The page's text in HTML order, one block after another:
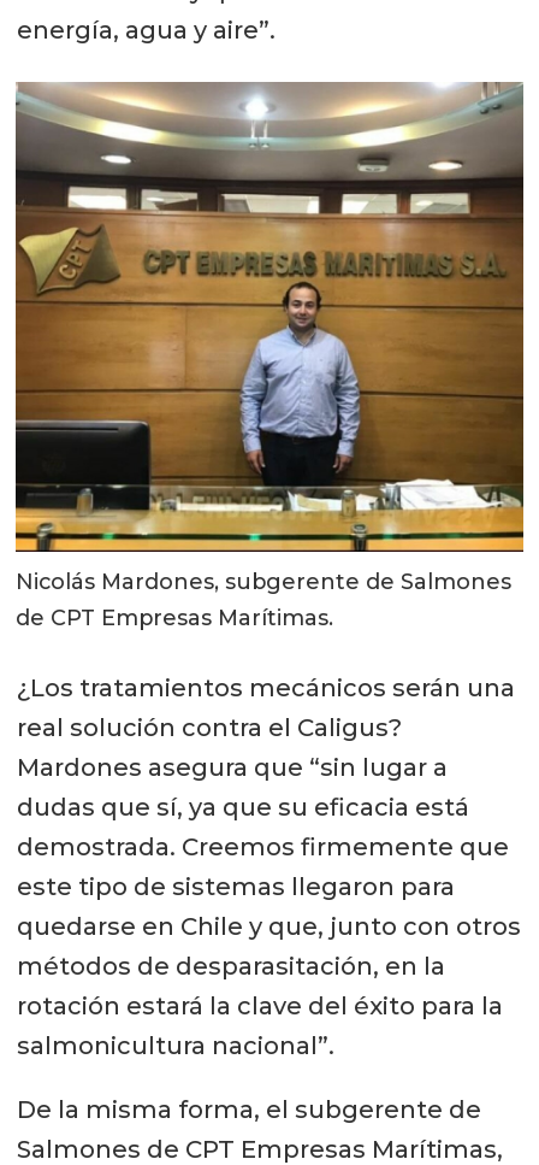
energía, agua y aire”.
Nicolás Mardones, subgerente de Salmones
de CPT Empresas Marítimas.
¿Los tratamientos mecánicos serán una
real solución contra el Caligus?
Mardones asegura que “sin lugar a
dudas que sí, ya que su eficacia está
demostrada. Creemos firmemente que
este tipo de sistemas llegaron para
quedarse en Chile y que, junto con otros
métodos de desparasitación, en la
rotación estará la clave del éxito para la
salmonicultura nacional”.
De la misma forma, el subgerente de
Salmones de CPT Empresas Marítimas,